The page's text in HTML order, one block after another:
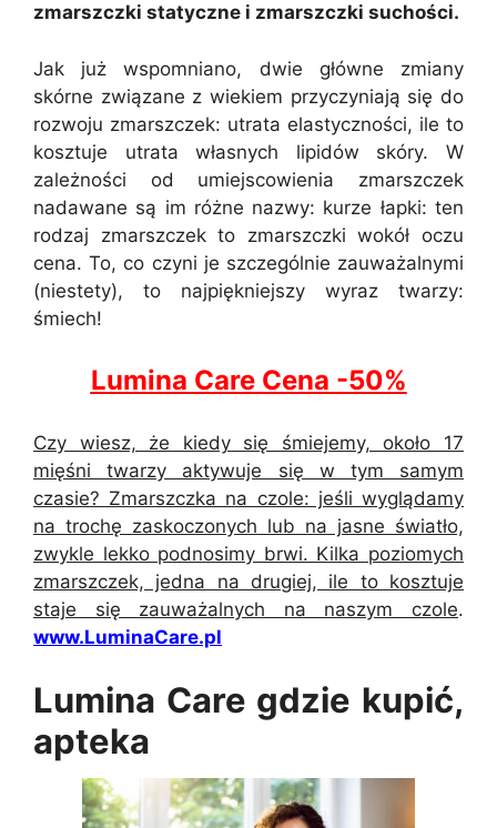
zmarszczki statyczne i zmarszczki suchości.
Jak już wspomniano, dwie główne zmiany
skórne związane z wiekiem przyczyniają się do
rozwoju zmarszczek: utrata elastyczności, ile to
kosztuje utrata własnych lipidów skóry. W
zależności od umiejscowienia zmarszczek
nadawane są im różne nazwy: kurze łapki: ten
rodzaj zmarszczek to zmarszczki wokół oczu
cena. To, co czyni je szczególnie zauważalnymi
(niestety), to najpiękniejszy wyraz twarzy:
śmiech!
Lumina Care Cena -50%
Czy wiesz, że kiedy się śmiejemy, około 17
mięśni twarzy aktywuje się w tym samym
czasie? Zmarszczka na czole: jeśli wyglądamy
na trochę zaskoczonych lub na jasne światło,
zwykle lekko podnosimy brwi. Kilka poziomych
zmarszczek, jedna na drugiej, ile to kosztuje
staje się zauważalnych na naszym czole.
www.LuminaCare.pl
Lumina Care gdzie kupić,
apteka